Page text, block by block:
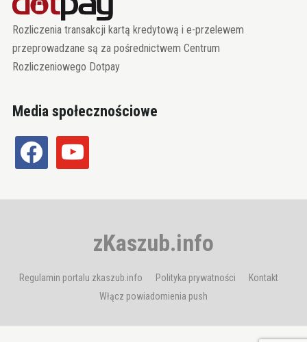
Rozliczenia transakcji kartą kredytową i e-przelewem
przeprowadzane są za pośrednictwem Centrum
Rozliczeniowego Dotpay
Media społecznościowe
facebook youtube
zKaszub.info
Regulamin portalu zkaszub.info Polityka prywatności
Kontakt
Włącz powiadomienia push